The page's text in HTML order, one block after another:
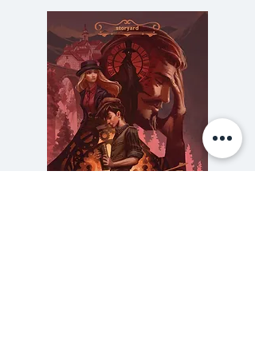
ได้มาพบกับ "รถไฟขบวนสุดท้าย" ที่
มิใช่จุดสุดท้าย แต่ทว่ากลับเป็นจุด
เริ่มต้นของการเดินทางอีกครั้งหนึ่ง...